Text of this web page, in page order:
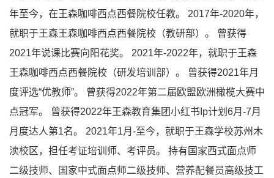
年至今，在王森咖啡西点西餐院校任教。 2017年-2020年，
就职于王森王森咖啡西点西餐院校（教研部）。 曾获得
2021年说课比赛向阳花奖。 2021年-2022年，就职于王森
王森咖啡西点西餐院校（研发培训部）。 曾获得2021年月
度评选“优教师”。 曾获得2022年第二届欧盟欧洲橄榄大赛中
点冠军。 曾获得2022年王森教育集团小红书Ip计划6月-7月
月度达人第1名。 2021年1月-至今，就职于王森学校苏州木
渎校区，担任考证培训师、考评员。 持有国家西式面点师
二级技师、国家中式面点师二级技师、营养配餐员高级技工